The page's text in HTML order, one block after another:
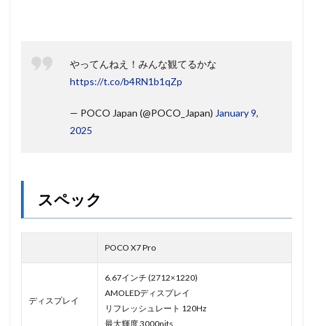
やってんねえ！みんな観てるかな
https://t.co/b4RN1b1qZp
— POCO Japan (@POCO_Japan) January 9,
2025
スペック
POCO X7 Pro
ディスプレイ
6.67インチ (2712×1220)
AMOLEDディスプレイ
リフレッシュレート 120Hz
最大輝度 3000nits